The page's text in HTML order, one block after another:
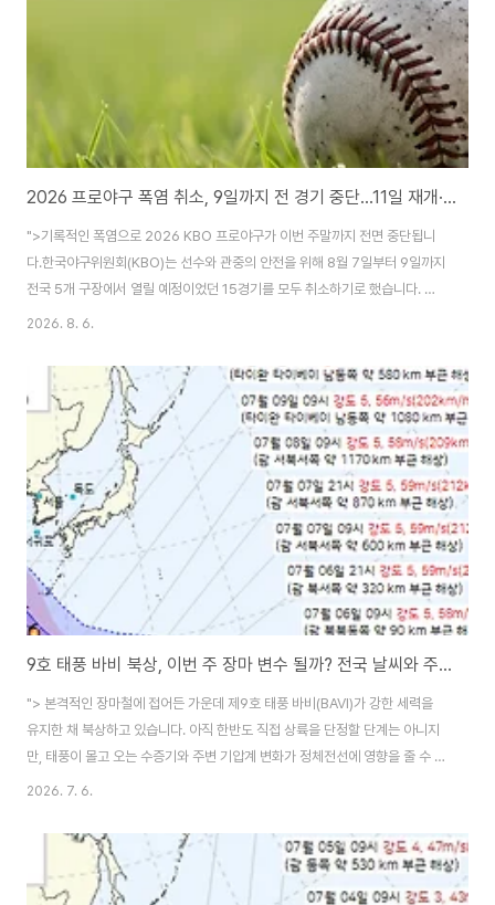
2026 프로야구 폭염 취소, 9일까지 전 경기 중단…11일 재개·오후 7시 시작
">기록적인 폭염으로 2026 KBO 프로야구가 이번 주말까지 전면 중단됩니
다.​한국야구위원회(KBO)는 선수와 관중의 안전을 위해 8월 7일부터 9일까지
전국 5개 구장에서 열릴 예정이었던 15경기를 모두 취소하기로 했습니다. 앞
서 8월 5일과 6일 경기도 전면 취소된 만큼 프로야구는 5일부터 9일까지 사
니다. 재개 이후에는 야외 구장의 경기 시작 시간이 평일과 주말 모두 오후 7시
로 늦춰지고, 경기 중간에 선수들이 더위를 식힐 수 있는 ‘쿨링 브레이크’도 도
입됩니다.​이번 글에서는 프로야구 폭염 취소 경기와 리그 재개일, 변경된 경기
시작 시간, 쿨링 타임 운영 방식과 앞으로의 폭염 경기 취소 기준을 정리해 보겠
습니다.프로..
2026. 8. 6.
9호 태풍 바비 북상, 이번 주 장마 변수 될까? 전국 날씨와 주의사항 정리
"> 본격적인 장마철에 접어든 가운데 제9호 태풍 바비(BAVI)가 강한 세력을
유지한 채 북상하고 있습니다. 아직 한반도 직접 상륙을 단정할 단계는 아니지
만, 태풍이 몰고 오는 수증기와 주변 기압계 변화가 정체전선에 영향을 줄 수 있
어 이번 주 장마 전망의 중요한 변수가 되고 있습니다.​기상청에 따르면 7월 6
58m, 시속 209km의 강도 5 세력을 유지한 채 서쪽으로 이동 중입니다. 7일
과 8일에도 강한 세력을 유지할 것으로 예상되고, 9일 이후 대만 인근 해상 쪽
으로 이동하면서 진로와 강도 변화가 이어질 전망입니다. 태풍 바비, 한반도에
2026. 7. 6.